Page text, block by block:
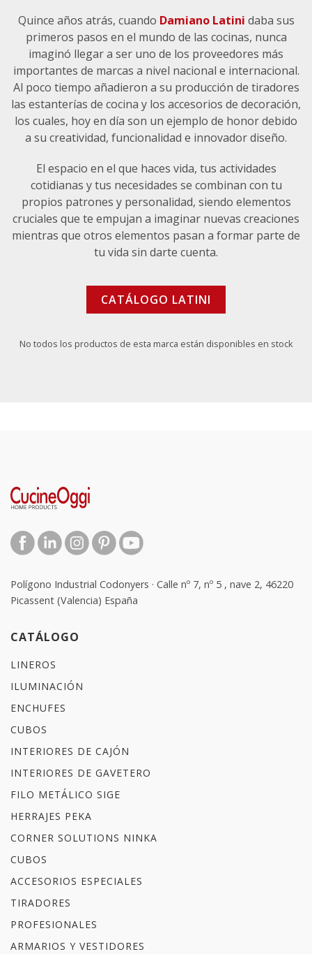
Quince años atrás, cuando Damiano Latini daba sus
primeros pasos en el mundo de las cocinas, nunca
imaginó llegar a ser uno de los proveedores más
importantes de marcas a nivel nacional e internacional.
Al poco tiempo añadieron a su producción de tiradores
las estanterías de cocina y los accesorios de decoración,
los cuales, hoy en día son un ejemplo de honor debido
a su creatividad, funcionalidad e innovador diseño.
El espacio en el que haces vida, tus actividades
cotidianas y tus necesidades se combinan con tu
propios patrones y personalidad, siendo elementos
cruciales que te empujan a imaginar nuevas creaciones
mientras que otros elementos pasan a formar parte de
tu vida sin darte cuenta.
CATÁLOGO LATINI
No todos los productos de esta marca están disponibles en stock
Polígono Industrial Codonyers · Calle nº 7, nº 5 , nave 2, 46220
Picassent (Valencia) España
CATÁLOGO
LINEROS
ILUMINACIÓN
ENCHUFES
CUBOS
INTERIORES DE CAJÓN
INTERIORES DE GAVETERO
FILO METÁLICO SIGE
HERRAJES PEKA
CORNER SOLUTIONS NINKA
CUBOS
ACCESORIOS ESPECIALES
TIRADORES
PROFESIONALES
ARMARIOS Y VESTIDORES